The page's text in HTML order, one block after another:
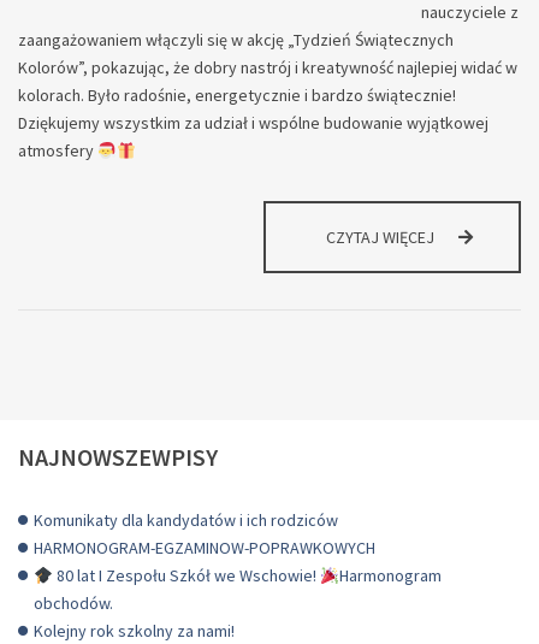
nauczyciele z
zaangażowaniem włączyli się w akcję „Tydzień Świątecznych
Kolorów”, pokazując, że dobry nastrój i kreatywność najlepiej widać w
kolorach. Było radośnie, energetycznie i bardzo świątecznie!
Dziękujemy wszystkim za udział i wspólne budowanie wyjątkowej
atmosfery
CZYTAJ WIĘCEJ
NAJNOWSZEWPISY
Komunikaty dla kandydatów i ich rodziców
HARMONOGRAM-EGZAMINOW-POPRAWKOWYCH
80 lat I Zespołu Szkół we Wschowie!
Harmonogram
obchodów.
Kolejny rok szkolny za nami!